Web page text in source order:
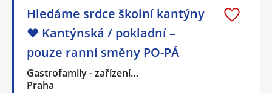
Hledáme srdce školní kantýny
❤️ Kantýnská / pokladní –
pouze ranní směny PO-PÁ
Gastrofamily - zařízení…
Praha